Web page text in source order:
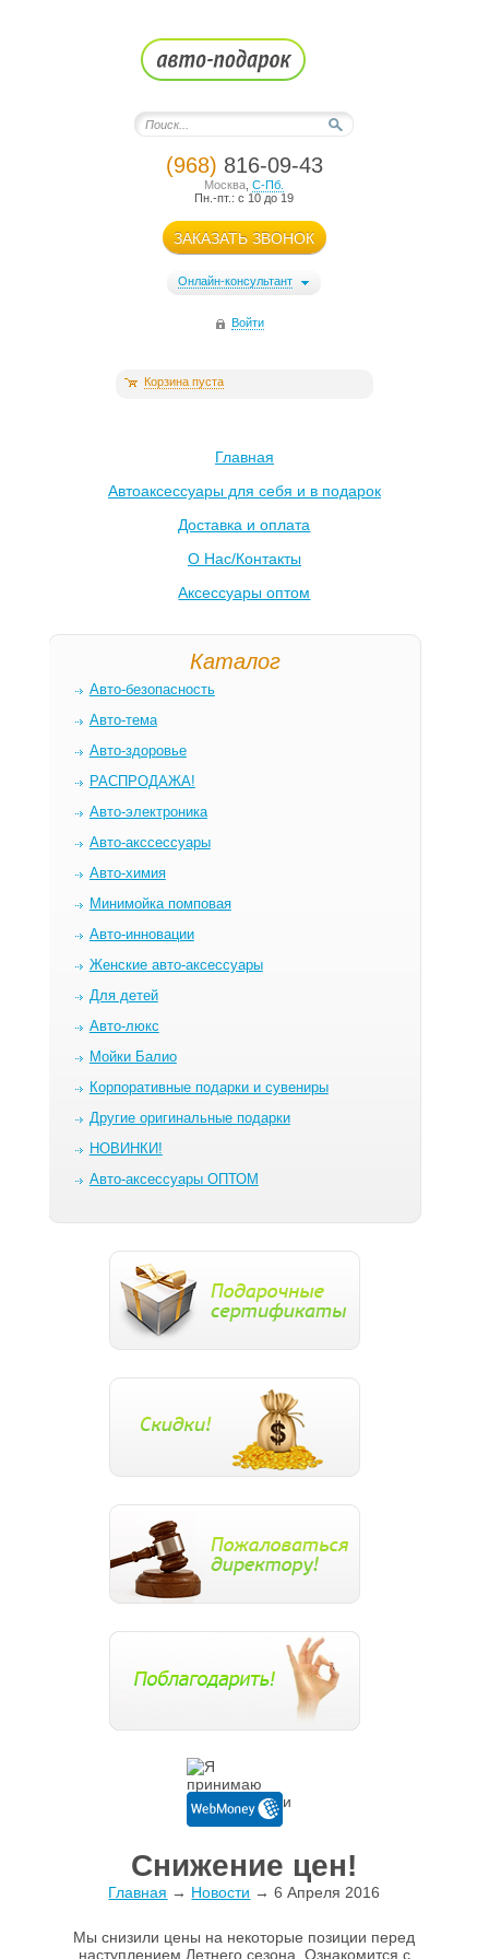
(968) 816-09-43
Москва ,С-Пб.
Пн.-пт.: с 10 до 19
ЗАКАЗАТЬ ЗВОНОК
Онлайн-консультант
Войти
Корзина пуста
Главная
Автоаксессуары для себя и в подарок
Доставка и оплата
О Нас/Контакты
Аксессуары оптом
Каталог
Авто-безопасность
Авто-тема
Авто-здоровье
РАСПРОДАЖА!
Авто-электроника
Авто-акссессуары
Авто-химия
Минимойка помповая
Авто-инновации
Женские авто-аксессуары
Для детей
Авто-люкс
Мойки Балио
Корпоративные подарки и сувениры
Другие оригинальные подарки
НОВИНКИ!
Авто-аксессуары ОПТОМ
Снижение цен!
Главная → Новости → 6 Апреля 2016
Мы снизили цены на некоторые позиции перед
наступлением Летнего сезона. Ознакомится с